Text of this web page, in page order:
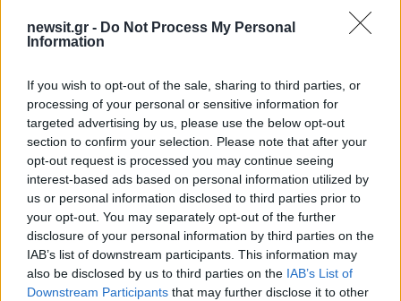
newsit.gr - Do Not Process My Personal
Information
If you wish to opt-out of the sale, sharing to third parties, or
processing of your personal or sensitive information for
targeted advertising by us, please use the below opt-out
section to confirm your selection. Please note that after your
opt-out request is processed you may continue seeing
interest-based ads based on personal information utilized by
us or personal information disclosed to third parties prior to
your opt-out. You may separately opt-out of the further
disclosure of your personal information by third parties on the
IAB’s list of downstream participants. This information may
also be disclosed by us to third parties on the IAB’s List of
Downstream Participants that may further disclose it to other
Αν τα χάσατε
Κλειστό μέχρι νεοτέρας το
beach bar στην Πάρο όπου
πνίγηκε ο 4χρονος –
Απολογείται ο ιδιοκτήτης
που είχε δηλωθεί ως
Ανανεώθηκε πριν
7 λεπτά
Οι Χούθι ανέλαβαν
ευθύνη για την
διυλιστήριο της
Aramco στη
Αραβία